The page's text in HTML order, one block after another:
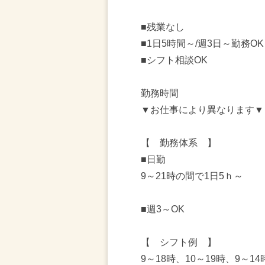
■残業なし
■1日5時間～/週3日～勤務OK
■シフト相談OK
勤務時間
▼お仕事により異なります▼
【 勤務体系 】
■日勤
9～21時の間で1日5ｈ～
■週3～OK
【 シフト例 】
9～18時、10～19時、9～14